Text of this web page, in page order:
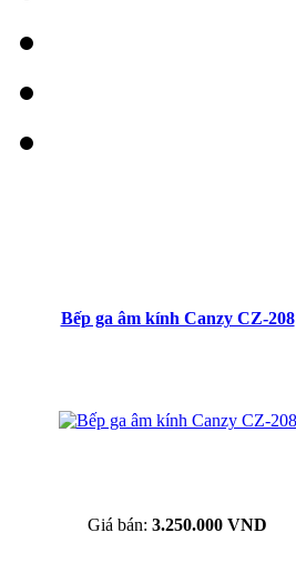
Bếp ga âm kính Canzy CZ-208
Giá bán: 3.250.000 VND